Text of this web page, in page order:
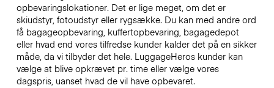
opbevaringslokationer. Det er lige meget, om det er
skiudstyr, fotoudstyr eller rygsække. Du kan med andre ord
få bagageopbevaring, kuffertopbevaring, bagagedepot
eller hvad end vores tilfredse kunder kalder det på en sikker
måde, da vi tilbyder det hele. LuggageHeros kunder kan
vælge at blive opkrævet pr. time eller vælge vores
dagspris, uanset hvad de vil have opbevaret.